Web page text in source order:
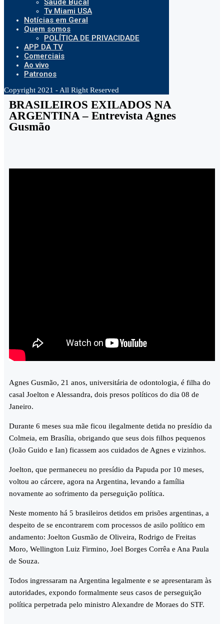
Saúde Bucal
Tv Miami USA
Notícias em Geral
Quem somos
POLÍTICA DE PRIVACIDADE
APP DA TV
Comerciais
Ao vivo
Patronos
Copyright 2021 - All Right Reserved
BRASILEIROS EXILADOS NA
ARGENTINA – Entrevista Agnes
Gusmão
Agnes Gusmão, 21 anos, universitária de odontologia, é filha do
casal Joelton e Alessandra, dois presos políticos do dia 08 de
Janeiro.
Durante 6 meses sua mãe ficou ilegalmente detida no presídio da
Colmeia, em Brasília, obrigando que seus dois filhos pequenos
(João Guido e Ian) ficassem aos cuidados de Agnes e vizinhos.
Joelton, que permaneceu no presídio da Papuda por 10 meses,
voltou ao cárcere, agora na Argentina, levando a família
novamente ao sofrimento da perseguição política.
Neste momento há 5 brasileiros detidos em prisões argentinas, a
despeito de se encontrarem com processos de asilo político em
andamento: Joelton Gusmão de Oliveira, Rodrigo de Freitas
Moro, Wellington Luiz Firmino, Joel Borges Corrêa e Ana Paula
de Souza.
Todos ingressaram na Argentina legalmente e se apresentaram às
autoridades, expondo formalmente seus casos de perseguição
política perpetrada pelo ministro Alexandre de Moraes do STF.